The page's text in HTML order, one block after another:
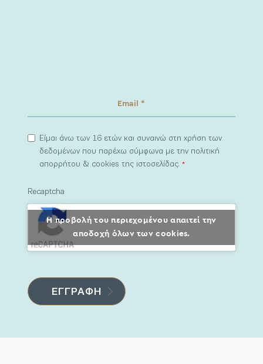
Είμαι άνω των 16 ετών και συναινώ στη χρήση των
δεδομένων που παρέχω σύμφωνα με την πολιτική
απορρήτου & cookies της ιστοσελίδας.*
Recaptcha
Η προβολή του περιεχομένου απαιτεί την
αποδοχή όλων των cookies.